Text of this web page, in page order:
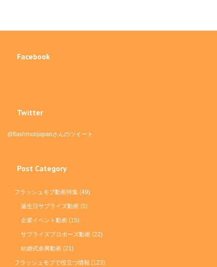
Facebook
Twitter
@flashmobjapanさんのツイート
Post Category
フラッシュモブ動画特集 (49)
誕生日サプライズ動画 (5)
企業イベント動画 (15)
サプライズプロポーズ動画 (22)
結婚式余興動画 (21)
フラッシュモブで役立つ情報 (123)